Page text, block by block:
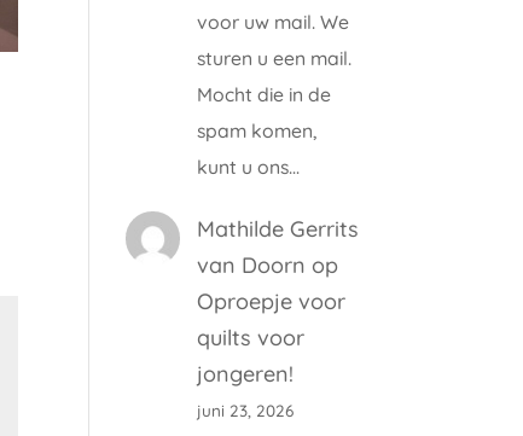
voor uw mail. We
sturen u een mail.
Mocht die in de
spam komen,
kunt u ons…
Mathilde Gerrits
van Doorn op
Oproepje voor
quilts voor
jongeren!
juni 23, 2026